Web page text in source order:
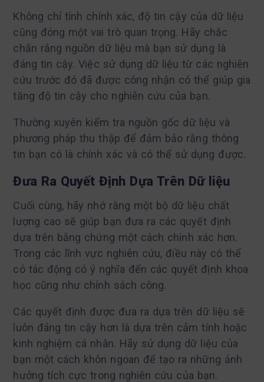
Không chỉ tính chính xác, độ tin cậy của dữ liệu
cũng đóng một vai trò quan trọng. Hãy chắc
chắn rằng nguồn dữ liệu mà bạn sử dụng là
đáng tin cậy. Việc sử dụng dữ liệu từ các nghiên
cứu trước đó đã được công nhận có thể giúp gia
tăng độ tin cậy cho nghiên cứu của bạn.
Thường xuyên kiểm tra nguồn gốc dữ liệu và
phương pháp thu thập để đảm bảo rằng thông
tin bạn có là chính xác và có thể sử dụng được.
Đưa Ra Quyết Định Dựa Trên Dữ liệu
Cuối cùng, hãy nhớ rằng một bộ dữ liệu chất
lượng cao sẽ giúp bạn đưa ra các quyết định
dựa trên bằng chứng một cách chính xác hơn.
Trong các lĩnh vực nghiên cứu, điều này có thể
có tác động có ý nghĩa đến các quyết định khoa
học cũng như chính sách công.
Các quyết định được đưa ra dựa trên dữ liệu sẽ
luôn đáng tin cậy hơn là dựa trên cảm tính hoặc
kinh nghiệm cá nhân. Hãy sử dụng dữ liệu của
bạn một cách khôn ngoan để tạo ra những ảnh
hưởng tích cực trong nghiên cứu của bạn.